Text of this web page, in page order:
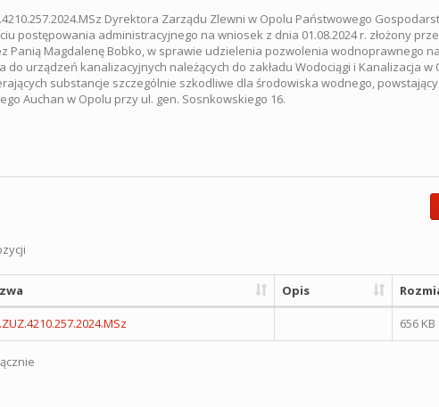
Dyrektora Zarządu Zlewni w Opolu Państwowego
postępowania administracyjnego na wniosek z dnia 01.08.2024 r. złożony
Panią Magdalenę Bobko, w sprawie udzielenia pozwolenia wodnoprawnego
urządzeń kanalizacyjnych należących do zakładu Wodociągi i Kanalizacja w
substancje szczególnie szkodliwe dla środowiska wodnego,
Auchan w Opolu przy ul. gen. Sosnkowskiego 16.
Opis
656 KB